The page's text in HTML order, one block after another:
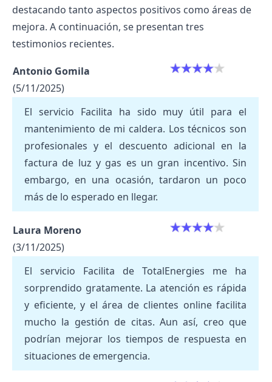
destacando tanto aspectos positivos como áreas de
mejora. A continuación, se presentan tres
testimonios recientes.
Antonio Gomila
(5/11/2025)
El servicio Facilita ha sido muy útil para el
mantenimiento de mi caldera. Los técnicos son
profesionales y el descuento adicional en la
factura de luz y gas es un gran incentivo. Sin
embargo, en una ocasión, tardaron un poco
más de lo esperado en llegar.
Laura Moreno
(3/11/2025)
El servicio Facilita de TotalEnergies me ha
sorprendido gratamente. La atención es rápida
y eficiente, y el área de clientes online facilita
mucho la gestión de citas. Aun así, creo que
podrían mejorar los tiempos de respuesta en
situaciones de emergencia.